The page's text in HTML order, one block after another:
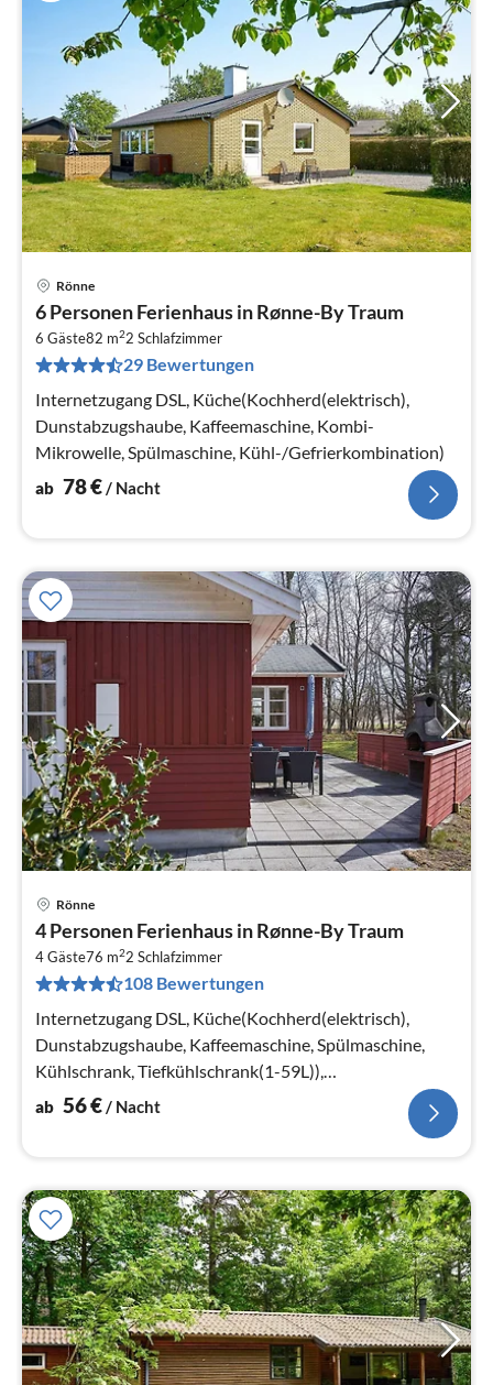
Rönne
6 Personen Ferienhaus in Rønne-By Traum
6 Gäste82 m22 Schlafzimmer
29 Bewertungen
Internetzugang DSL, Küche(Kochherd(elektrisch),
Dunstabzugshaube, Kaffeemaschine, Kombi-
Mikrowelle, Spülmaschine, Kühl-/Gefrierkombination)
ab 78€/ Nacht
Rönne
4 Personen Ferienhaus in Rønne-By Traum
4 Gäste76 m22 Schlafzimmer
108 Bewertungen
Internetzugang DSL, Küche(Kochherd(elektrisch),
Dunstabzugshaube, Kaffeemaschine, Spülmaschine,
Kühlschrank, Tiefkühlschrank(1-59L)),
Wohn-/Schlafzimmer(TV, Herd(Holz)
ab 56€/ Nacht